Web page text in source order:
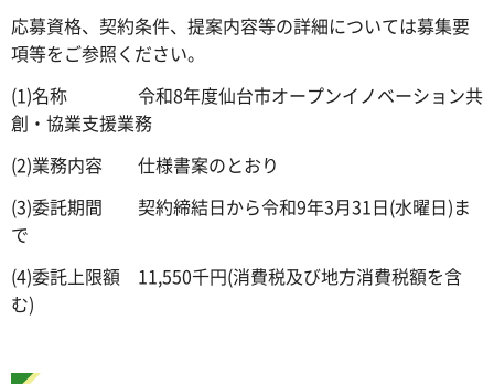
応募資格、契約条件、提案内容等の詳細については募集要
項等をご参照ください。
(1)名称 令和8年度仙台市オープンイノベーション共
創・協業支援業務
(2)業務内容 仕様書案のとおり
(3)委託期間 契約締結日から令和9年3月31日(水曜日)ま
で
(4)委託上限額 11,550千円(消費税及び地方消費税額を含
む)